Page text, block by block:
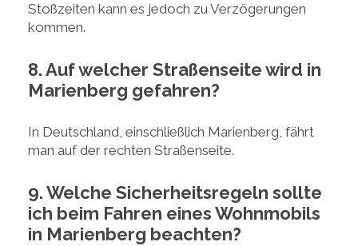
Stoßzeiten kann es jedoch zu Verzögerungen
kommen.
8. Auf welcher Straßenseite wird in
Marienberg gefahren?
In Deutschland, einschließlich Marienberg, fährt
man auf der rechten Straßenseite.
9. Welche Sicherheitsregeln sollte
ich beim Fahren eines Wohnmobils
in Marienberg beachten?